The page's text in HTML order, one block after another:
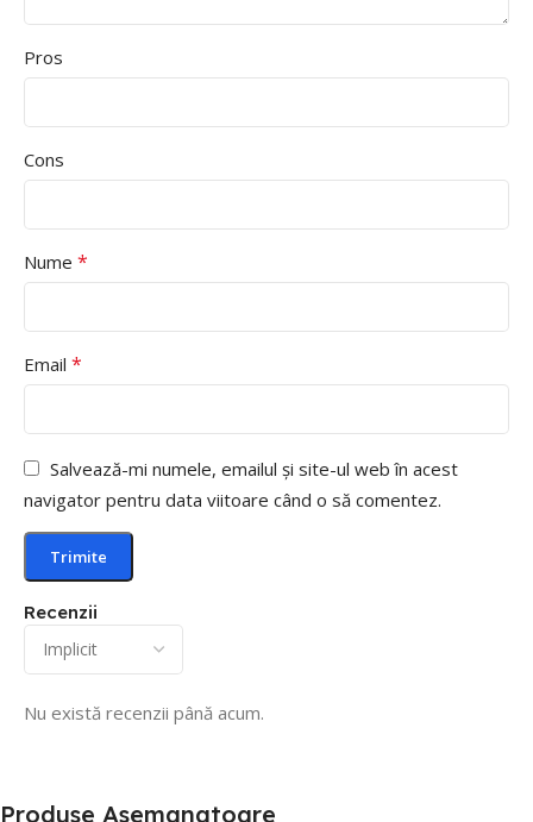
Recenzii
Nu există recenzii până acum.
Pros
Cons
Nume *
Email *
Salvează-mi numele, emailul și site-ul web în acest
navigator pentru data viitoare când o să comentez.
Produse Asemanatoare